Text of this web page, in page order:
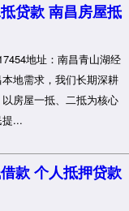
贷款 南昌房屋抵
地址：南昌青山湖经
地需求，我们长期深耕
房屋一抵、二抵为核心
...
款 个人抵押贷款